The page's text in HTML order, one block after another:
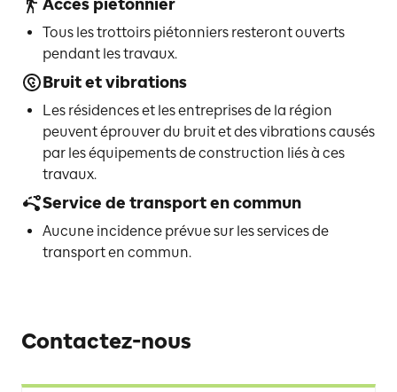
Accès piétonnier
Tous les trottoirs piétonniers resteront ouverts
pendant les travaux.
Bruit et vibrations
Les résidences et les entreprises de la région
peuvent éprouver du bruit et des vibrations causés
par les équipements de construction liés à ces
travaux.
Service de transport en commun
Aucune incidence prévue sur les services de
transport en commun.
Contactez-nous